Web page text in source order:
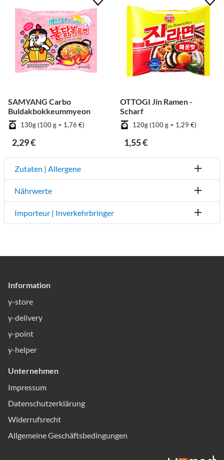
SAMYANG Carbo
Buldakbokkeummyeon
130g (100 g = 1,76 €)
2,29 €
OTTOGI Jin Ramen -
Scharf
120g (100 g = 1,29 €)
1,55 €
Zutaten | Allergene
Nährwerte
Importeur | Inverkehrbringer
Information
y-store
y-delivery
y-point
y-helper
Unternehmen
Impressum
Datenschutzerklärung
Widerrufsrecht
Allgemeine Geschäftsbedingungen